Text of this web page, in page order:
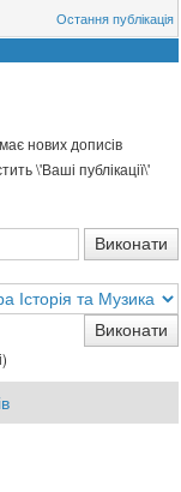
нових дописів
\'Ваші публікації\'